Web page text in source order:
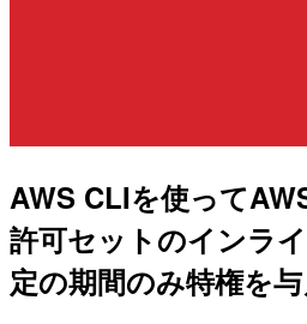
AWS CLIを使って
許可セットのインラ
定の期間のみ特権を